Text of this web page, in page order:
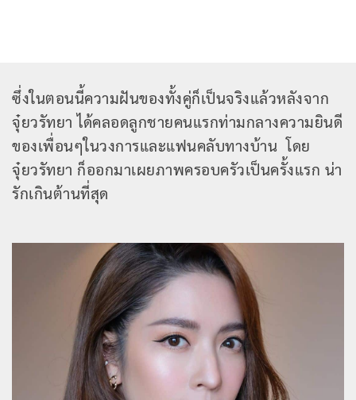
ซึ่งในตอนนี้ความฝันของทั้งคู่ก็เป็นจริงแล้วหลังจาก
จุ๋ยวรัทยา ได้คลอดลูกชายคนแรกท่ามกลางความยินดี
ของเพื่อนๆในวงการและแฟนคลับทางบ้าน โดย
จุ๋ยวรัทยา ก็ออกมาเผยภาพครอบครัวเป็นครั้งแรก น่า
รักเกินต้านที่สุด